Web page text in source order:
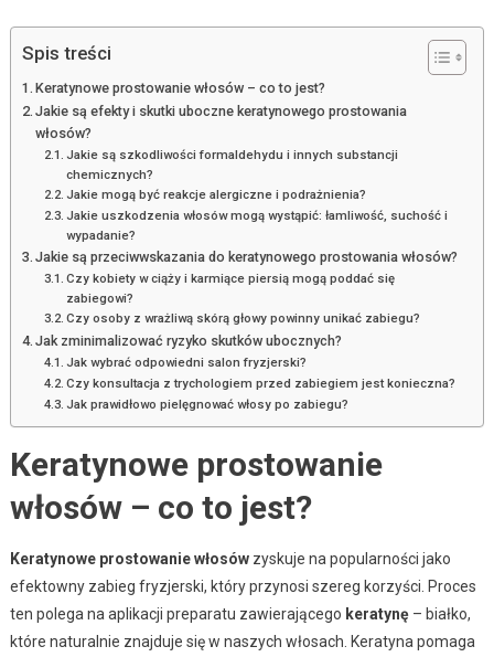
Spis treści
Keratynowe prostowanie włosów – co to jest?
Jakie są efekty i skutki uboczne keratynowego prostowania
włosów?
Jakie są szkodliwości formaldehydu i innych substancji
chemicznych?
Jakie mogą być reakcje alergiczne i podrażnienia?
Jakie uszkodzenia włosów mogą wystąpić: łamliwość, suchość i
wypadanie?
Jakie są przeciwwskazania do keratynowego prostowania włosów?
Czy kobiety w ciąży i karmiące piersią mogą poddać się
zabiegowi?
Czy osoby z wrażliwą skórą głowy powinny unikać zabiegu?
Jak zminimalizować ryzyko skutków ubocznych?
Jak wybrać odpowiedni salon fryzjerski?
Czy konsultacja z trychologiem przed zabiegiem jest konieczna?
Jak prawidłowo pielęgnować włosy po zabiegu?
Keratynowe prostowanie
włosów – co to jest?
Keratynowe prostowanie włosówzyskuje na popularności jako
efektowny zabieg fryzjerski, który przynosi szereg korzyści. Proces
ten polega na aplikacji preparatu zawierającego keratynę– białko,
które naturalnie znajduje się w naszych włosach. Keratyna pomaga